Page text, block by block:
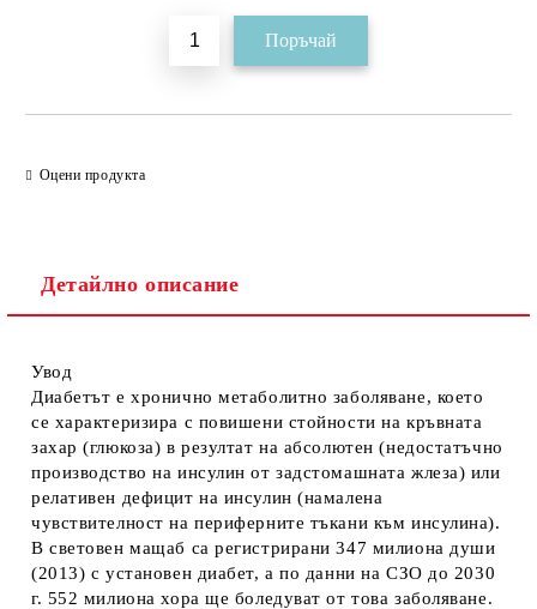
Оцени продукта
Детайлно описание
Увод
Диабетът е хронично метаболитно заболяване, което
се характеризира с повишени стойности на кръвната
захар (глюкоза) в резултат на абсолютен (недостатъчно
производство на инсулин от задстомашната жлеза) или
релативен дефицит на инсулин (намалена
чувствителност на периферните тъкани към инсулина).
В световен мащаб са регистрирани 347 милиона души
(2013) с установен диабет, а по данни на СЗО до 2030
г. 552 милиона хора ще боледуват от това заболяване.